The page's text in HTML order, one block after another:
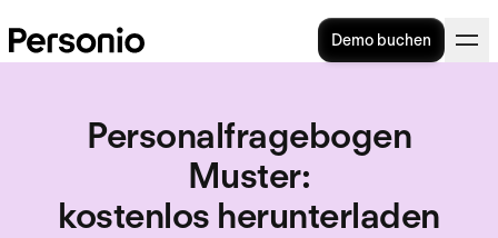
Demo buchen
Personalfragebogen
Muster:
kostenlos herunterladen